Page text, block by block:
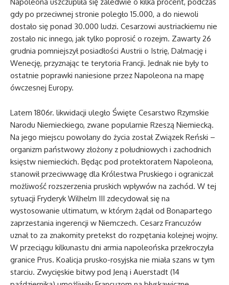
gdy po przeciwnej stronie poległo 15.000, a do niewoli
dostało się ponad 30.000 ludzi. Cesarzowi austriackiemu nie
zostało nic innego, jak tylko poprosić o rozejm. Zawarty 26
grudnia pomniejszył posiadłości Austrii o Istrię, Dalmację i
Wenecję, przyznając te terytoria Francji. Jednak nie były to
ostatnie poprawki naniesione przez Napoleona na mapę
ówczesnej Europy.
Latem 1806r. likwidacji uległo Święte Cesarstwo Rzymskie
Narodu Niemieckiego, zwane popularnie Rzeszą Niemiecką.
Na jego miejscu powołany do życia został Związek Reński –
organizm państwowy złożony z południowych i zachodnich
księstw niemieckich. Będąc pod protektoratem Napoleona,
stanowił przeciwwagę dla Królestwa Pruskiego i ograniczał
możliwość rozszerzenia pruskich wpływów na zachód. W tej
sytuacji Fryderyk Wilhelm III zdecydował się na
wystosowanie ultimatum, w którym żądał od Bonapartego
zaprzestania ingerencji w Niemczech. Cesarz Francuzów
uznał to za znakomity pretekst do rozpętania kolejnej wojny.
W przeciągu kilkunastu dni armia napoleońska przekroczyła
granice Prus. Koalicja prusko-rosyjska nie miała szans w tym
starciu. Zwycięskie bitwy pod Jeną i Auerstadt (14